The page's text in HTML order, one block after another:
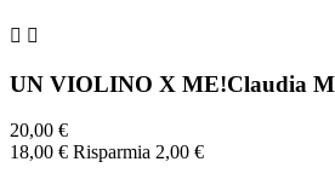
 
UN VIOLINO X ME!Claudia
20,00 €
18,00 € Risparmia 2,00 €